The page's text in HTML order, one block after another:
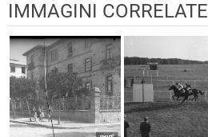
IMMAGINI CORRELATE